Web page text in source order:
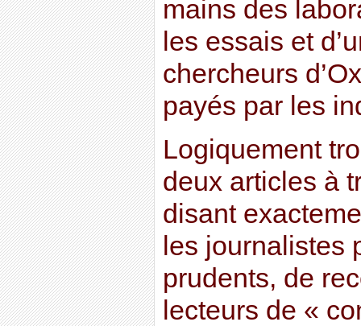
mains des
les essais et
chercheurs
payés par les
Logiquement
deux articles à
disant
les journalistes
prudents, de
lecteurs de «